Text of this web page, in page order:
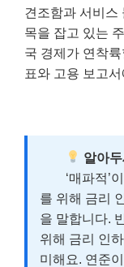
견조함과 서비스
목을 잡고 있는
국 경제가 연착
표와 고용 보고
알아
‘매파적’이
를 위해 금리
을 말합니다.
위해 금리 인
미해요. 연준